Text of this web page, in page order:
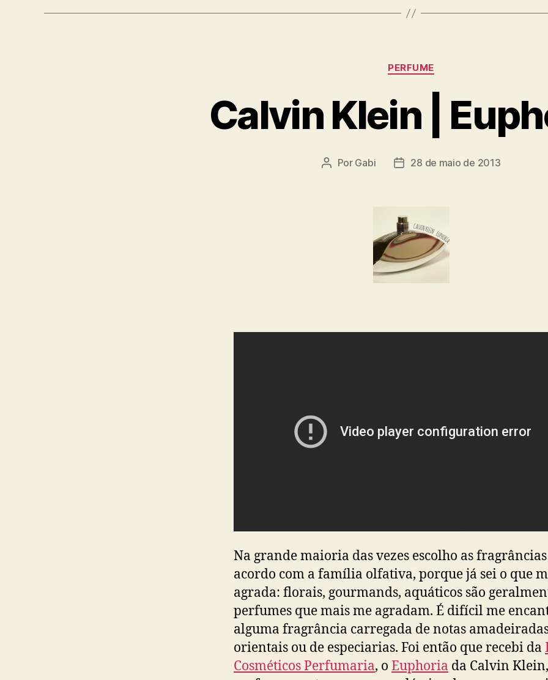
Categorias
PERFUME
Calvin Klein |
Autor
Por Gabi
Data28 de maio de 2013
Na grande maioria das vezes escolho as
acordo com a família olfativa, porque já sei o que
agrada: florais, gourmands, aquáticos são
perfumes que mais me agradam. É difícil me
alguma fragrância carregada de notas
orientais ou de especiarias. Foi então que recebi da
Cosméticos Perfumaria, o Euphoria da Calvin